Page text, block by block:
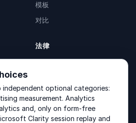
模板
对比
法律
Terms of Service
optional categories:
measurement. Analytics
and, only on form-free
Clarity session replay and